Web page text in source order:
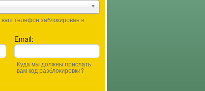
телефон заблокирован в
Email:
Куда мы должны прислать
вам код разблокировки?